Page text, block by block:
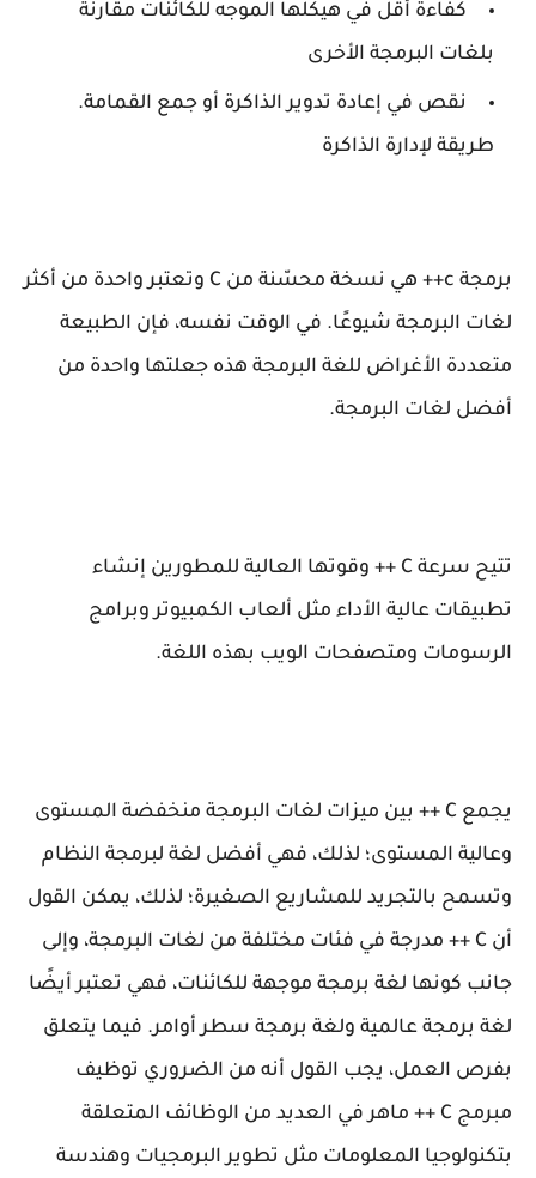
كفاءة أقل في هيكلها الموجه للكائنات مقارنة
بلغات البرمجة الأخرى
نقص في إعادة تدوير الذاكرة أو جمع القمامة.
طريقة لإدارة الذاكرة
برمجة c++ هي نسخة محسّنة من C وتعتبر واحدة من أكثر
لغات البرمجة شيوعًا. في الوقت نفسه، فإن الطبيعة
متعددة الأغراض للغة البرمجة هذه جعلتها واحدة من
أفضل لغات البرمجة.
تتيح سرعة C ++ وقوتها العالية للمطورين إنشاء
تطبيقات عالية الأداء مثل ألعاب الكمبيوتر وبرامج
الرسومات ومتصفحات الويب بهذه اللغة.
يجمع C ++ بين ميزات لغات البرمجة منخفضة المستوى
وعالية المستوى؛ لذلك، فهي أفضل لغة لبرمجة النظام
وتسمح بالتجريد للمشاريع الصغيرة؛ لذلك، يمكن القول
أن C ++ مدرجة في فئات مختلفة من لغات البرمجة، وإلى
جانب كونها لغة برمجة موجهة للكائنات، فهي تعتبر أيضًا
لغة برمجة عالمية ولغة برمجة سطر أوامر. فيما يتعلق
بفرص العمل، يجب القول أنه من الضروري توظيف
مبرمج C ++ ماهر في العديد من الوظائف المتعلقة
بتكنولوجيا المعلومات مثل تطوير البرمجيات وهندسة